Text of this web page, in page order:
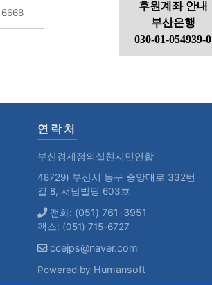
후원계좌 안내
부산은행
030-01-054939-0
6668
연락처
부산경제정의실천시민연합
48729) 부산시 동구 중앙대로 332번
길 8, 서남빌딩 603호
전화: (051) 761-3951
팩스: (051) 715-6727
ccejps@naver.com
Powered by Humansoft